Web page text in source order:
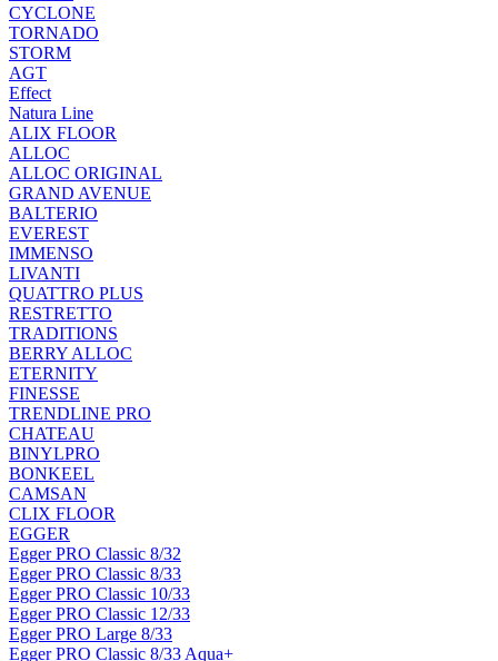
CYCLONE
TORNADO
STORM
AGT
Effect
Natura Line
ALIX FLOOR
ALLOC
ALLOC ORIGINAL
GRAND AVENUE
BALTERIO
EVEREST
IMMENSO
LIVANTI
QUATTRO PLUS
RESTRETTO
TRADITIONS
BERRY ALLOC
ETERNITY
FINESSE
TRENDLINE PRO
CHATEAU
BINYLPRO
BONKEEL
CAMSAN
CLIX FLOOR
EGGER
Egger PRO Classic 8/32
Egger PRO Classic 8/33
Egger PRO Classic 10/33
Egger PRO Classic 12/33
Egger PRO Large 8/33
Egger PRO Classic 8/33 Aqua+